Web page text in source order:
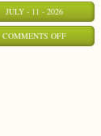
JULY - 11 - 2026
COMMENTS OFFON